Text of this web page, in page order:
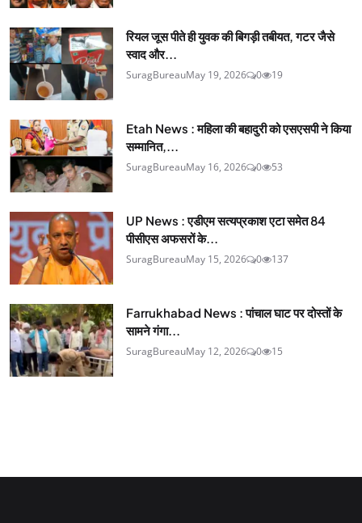
रियल जूस पीते ही युवक की बिगड़ी तबीयत, गटर जैसे
स्वाद और...
SuragBureauMay 19, 2026 0 19
Etah News : महिला की बहादुरी को एसएसपी ने किया
सम्मानित,...
SuragBureauMay 16, 2026 0 53
UP News : एडीएम सत्यप्रकाश एटा समेत 84
पीसीएस अफसरों के...
SuragBureauMay 15, 2026 0 137
Farrukhabad News : पांचाल घाट पर दोस्तों के
सामने गंगा...
SuragBureauMay 12, 2026 0 15